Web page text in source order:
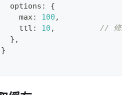
options
:
{
max
: 100 ,
ttl
: 10 ,
// 修
} ,
}